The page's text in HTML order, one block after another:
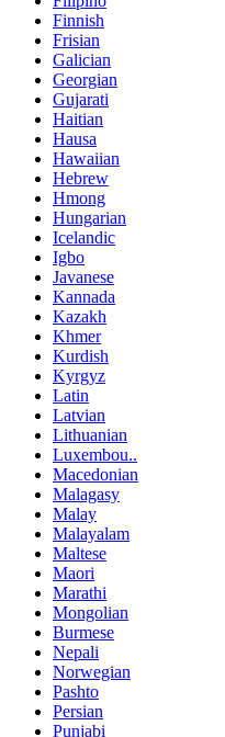
Finnish
Frisian
Galician
Georgian
Gujarati
Haitian
Hausa
Hawaiian
Hebrew
Hmong
Hungarian
Icelandic
Igbo
Javanese
Kannada
Kazakh
Khmer
Kurdish
Kyrgyz
Latin
Latvian
Lithuanian
Luxembou..
Macedonian
Malagasy
Malay
Malayalam
Maltese
Maori
Marathi
Mongolian
Burmese
Nepali
Norwegian
Pashto
Persian
Punjabi